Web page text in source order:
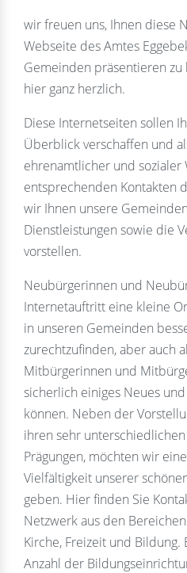
wir freuen uns, Ihnen diese
Webseite des Amtes
Gemeinden präsentieren
hier ganz herzlich.
Diese Internetseiten sollen
Überblick verschaffen und
ehrenamtlicher und sozialer
entsprechenden Kontakten
wir Ihnen unsere
Dienstleistungen sowie die
vorstellen.
Neubürgerinnen und
Internetauftritt eine kleine
in unseren Gemeinden
zurechtzufinden, aber auch
Mitbürgerinnen und
sicherlich einiges Neues
können. Neben der
ihren sehr
Prägungen, möchten wir
Vielfältigkeit unserer
geben. Hier finden Sie
Netzwerk aus den
Kirche, Freizeit und
Anzahl der